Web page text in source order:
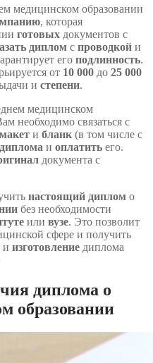
медицинском образовании
, которая
готовых документов с
диплом с проводкой и
его подлинность.
от 10 000 до 25 000
и степени.
медицинском
необходимо связаться с
макет и бланк (в том числе с
и оплатить его.
документа с
настоящий диплом о
без необходимости
или вузе. Это позволит
сфере и получить
и изготовление диплома
диплома о
образовании